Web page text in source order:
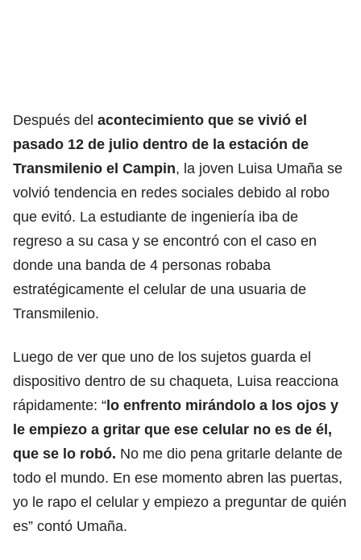
Después del acontecimiento que se vivió el
pasado 12 de julio dentro de la estación de
Transmilenio el Campin, la joven Luisa Umaña se
volvió tendencia en redes sociales debido al robo
que evitó. La estudiante de ingeniería iba de
regreso a su casa y se encontró con el caso en
donde una banda de 4 personas robaba
estratégicamente el celular de una usuaria de
Transmilenio.
Luego de ver que uno de los sujetos guarda el
dispositivo dentro de su chaqueta, Luisa reacciona
rápidamente: “lo enfrento mirándolo a los ojos y
le empiezo a gritar que ese celular no es de él,
que se lo robó. No me dio pena gritarle delante de
todo el mundo. En ese momento abren las puertas,
yo le rapo el celular y empiezo a preguntar de quién
es” contó Umaña.